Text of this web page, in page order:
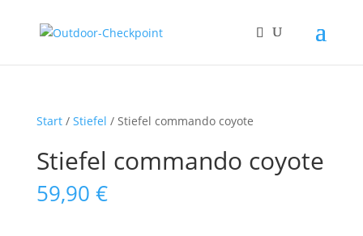
Start/ Stiefel / Stiefel commando coyote
Stiefel commando coyote
59,90 €